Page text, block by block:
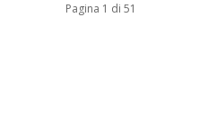
Pagina 1 di 51